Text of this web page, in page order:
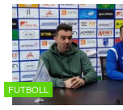
FUTBOLL